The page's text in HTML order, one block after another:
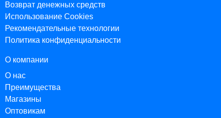
Возврат денежных средств
Использование Cookies
Рекомендательные технологии
Политика конфиденциальности
О компании
О нас
Преимущества
Магазины
Оптовикам